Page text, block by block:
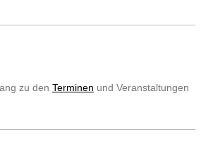
zu den Terminen und Veranstaltungen